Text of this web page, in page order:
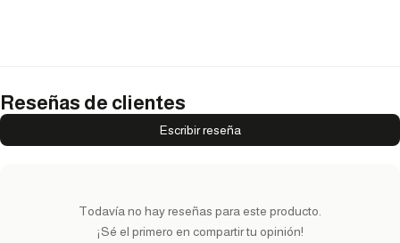
Reseñas de clientes
Escribir reseña
Todavía no hay reseñas para este producto.
¡Sé el primero en compartir tu opinión!